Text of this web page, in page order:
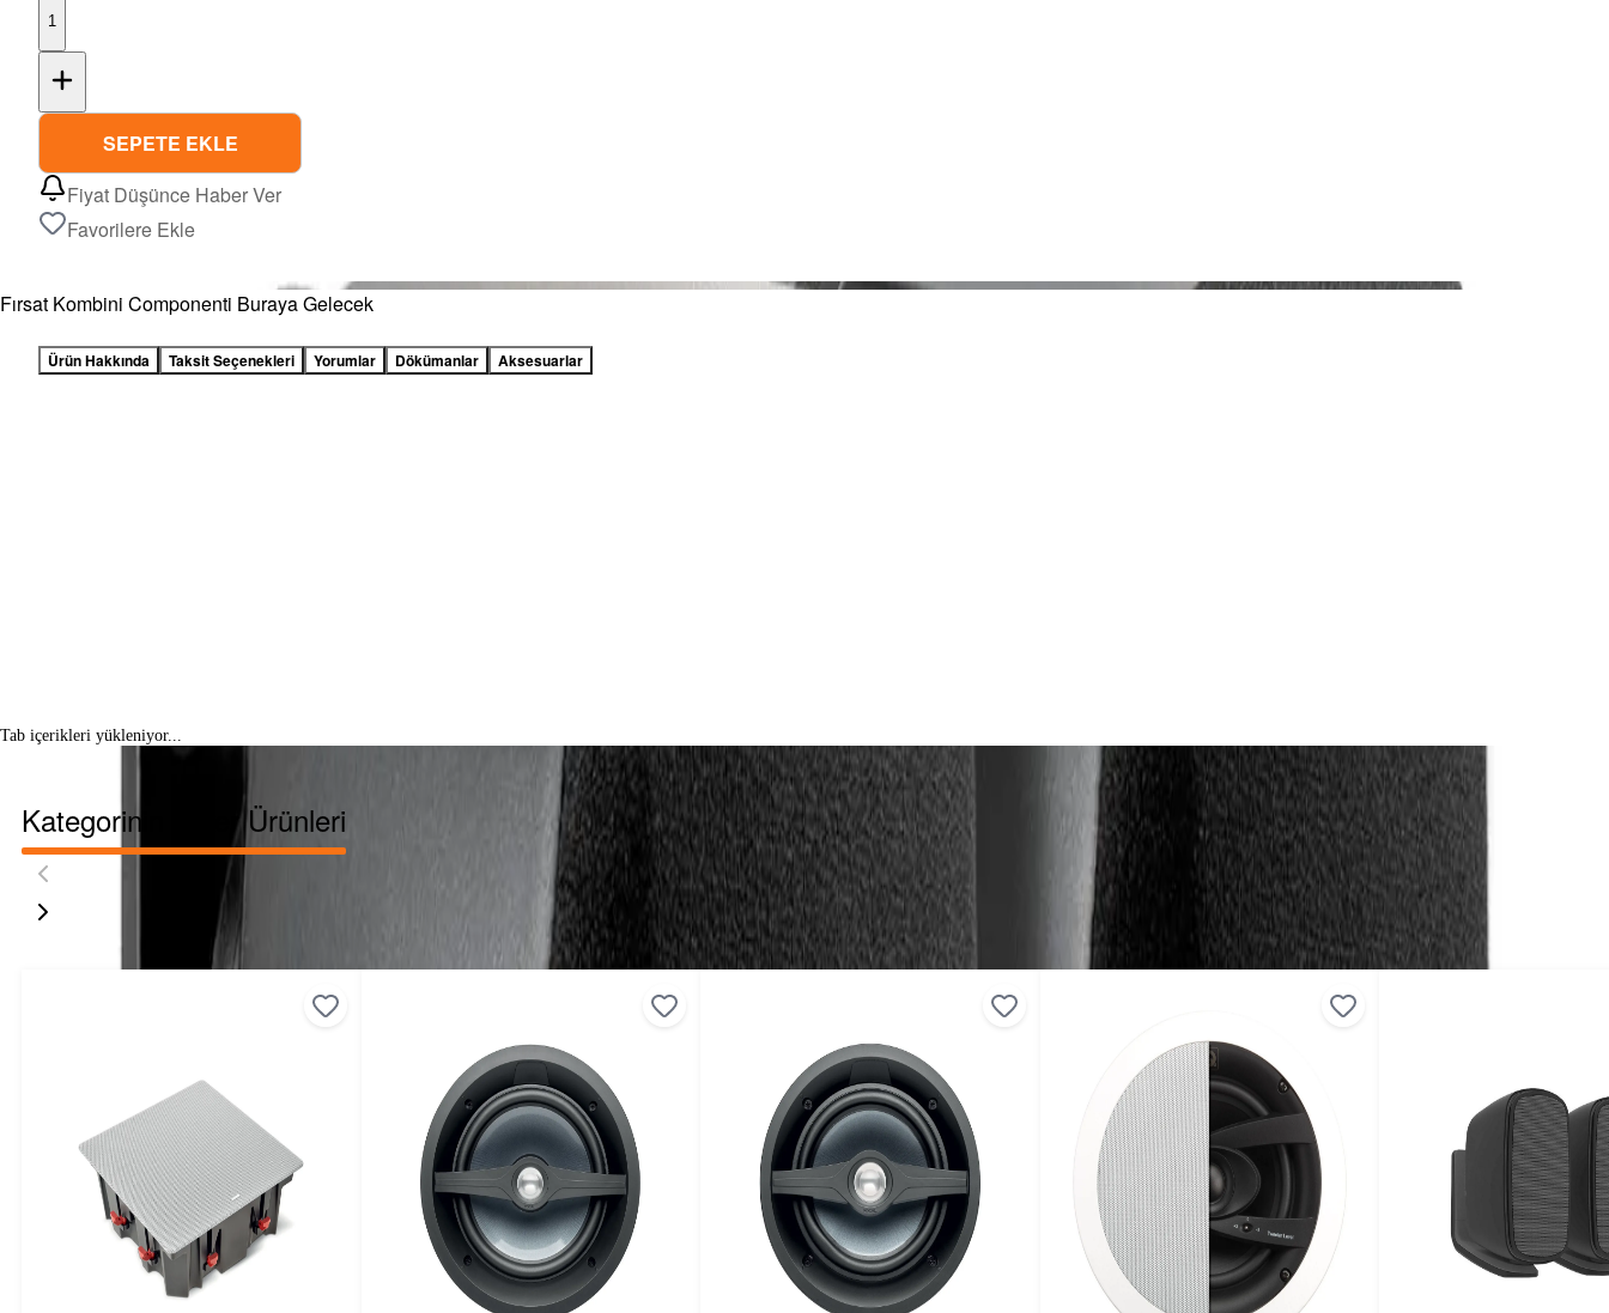
1
SEPETE EKLE
Fiyat Düşünce Haber Ver
Favorilere Ekle
Fırsat Kombini Componenti Buraya Gelecek
Ürün Hakkında Taksit Seçenekleri Yorumlar Dökümanlar Aksesuarlar
Tab içerikleri yükleniyor...
Kategorinin Diğer Ürünleri